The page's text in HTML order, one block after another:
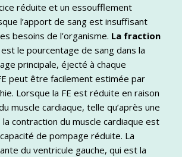
réduite et un essoufflement
l’apport de sang est insuffisant
besoins de l’organisme. La fraction
est le pourcentage de sang dans la
principale, éjecté à chaque
peut être facilement estimée par
Lorsque la FE est réduite en raison
muscle cardiaque, telle qu’après une
contraction du muscle cardiaque est
de pompage réduite. La
du ventricule gauche, qui est la